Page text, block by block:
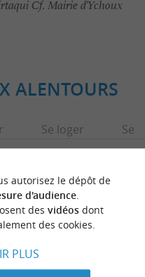
Cf. Mairie d'Ychoux
ALENTOURS
Se loger Se
autorisez le dépôt de
d'audience.
des vidéosdont
des cookies.
PLUS